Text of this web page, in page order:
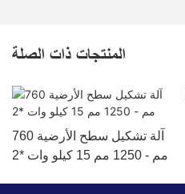
المنتجات ذات الصلة
آلة تشكيل سطح الأرضية 760
مم - 1250 مم 15 كيلو وات *2